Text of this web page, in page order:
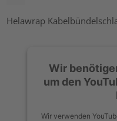
Helawrap
Wir
um den
Wir verwenden